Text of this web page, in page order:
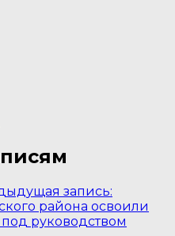
запись:
района освоили
руководством